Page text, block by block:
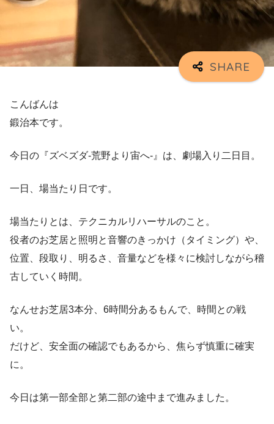
こんばんは
鍛治本です。
今日の『ズベズダ-荒野より宙へ-』は、劇場入り二日目。
一日、場当たり日です。
場当たりとは、テクニカルリハーサルのこと。
役者のお芝居と照明と音響のきっかけ（タイミング）や、
位置、段取り、明るさ、音量などを様々に検討しながら稽
古していく時間。
なんせお芝居3本分、6時間分あるもんで、時間との戦
い。
だけど、安全面の確認でもあるから、焦らず慎重に確実
に。
今日は第一部全部と第二部の途中まで進みました。